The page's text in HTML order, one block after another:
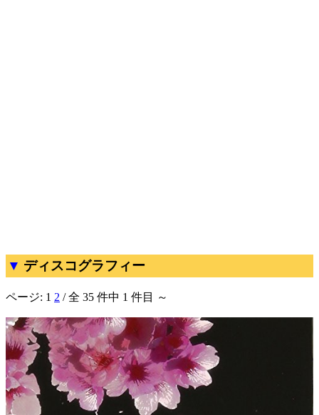
ディスコグラフィー
ページ: 1 2 / 全 35 件中 1 件目 ～